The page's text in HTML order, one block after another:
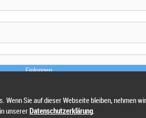
Kontaktieren Sie uns unter:
Sie auf dieser Webseite bleiben, nehmen
unserer Datenschutzerklärung.